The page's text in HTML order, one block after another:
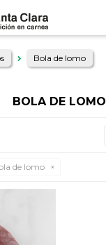
Bola de lomo
BOLA DE LOMO
de lomo